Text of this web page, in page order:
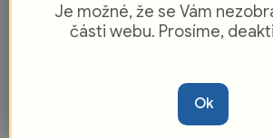
Je možné, že se Vám
části webu. Prosíme,
Ok